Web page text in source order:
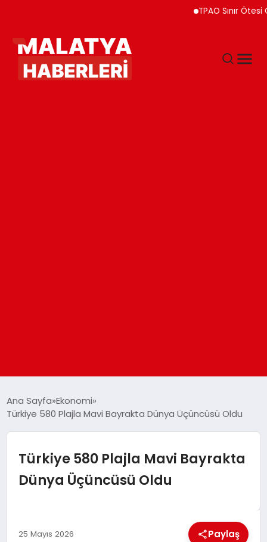
TPAO Sınır Ötesi
DÜNYA
EKONOMI
Ana Sayfa Ekonomi
Türkiye 580 Plajla Mavi Bayrakta Dünya Üçüncüsü Oldu
Türkiye 580 Plajla Mavi Bayrakta
Dünya Üçüncüsü Oldu
25 Mayıs 2026 Paylaş